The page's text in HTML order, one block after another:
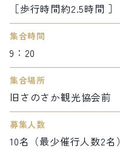
［歩行時間約2.5時間 ］
集合時間
9：20
集合場所
旧さのさか観光協会前
募集人数
10名（最少催行人数2名）